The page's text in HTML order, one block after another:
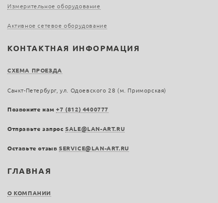
ГЛАВНАЯ
О КОМПАНИИ
Измерительное оборудование
Активное сетевое оборудование
КОНТАКТНАЯ ИНФОРМАЦИЯ
СХЕМА ПРОЕЗДА
Санкт-Петербург, ул. Одоевского 28 (м. Приморская)
Позвоните нам+7 (812) 4400777
Отправьте запросSALE@LAN-ART.RU
Оставьте отзыв SERVICE@LAN-ART.RU